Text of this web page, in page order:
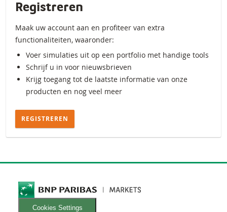
Registreren
Maak uw account aan en profiteer van extra
functionaliteiten, waaronder:
Voer simulaties uit op een portfolio met handige tools
Schrijf u in voor nieuwsbrieven
Krijg toegang tot de laatste informatie van onze
producten en nog veel meer
REGISTREREN
Cookies Settings